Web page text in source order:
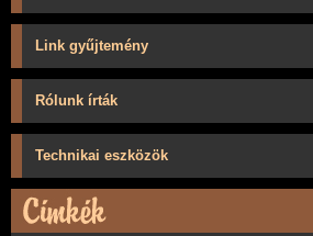
Link gyűjtemény
Rólunk írták
Technikai eszközök